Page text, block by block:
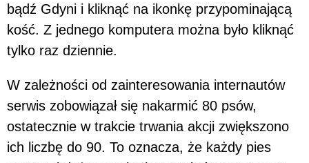
bądź Gdyni i kliknąć na ikonkę przypominającą
kość. Z jednego komputera można było kliknąć
tylko raz dziennie.
W zależności od zainteresowania internautów
serwis zobowiązał się nakarmić 80 psów,
ostatecznie w trakcie trwania akcji zwiększono
ich liczbę do 90. To oznacza, że każdy pies